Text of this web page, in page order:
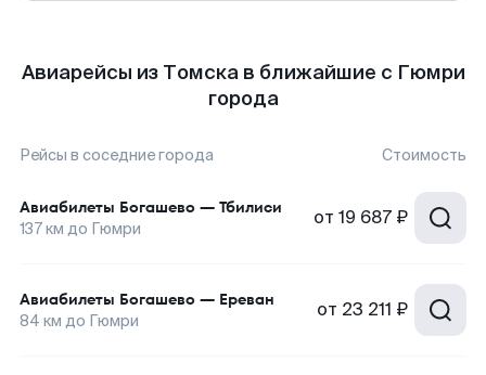
Авиарейсы из Томска в ближайшие с Гюмри
города
Рейсы в соседние города Стоимость
Авиабилеты Богашево — Тбилиси
137км до Гюмри от 19 687 ₽
Авиабилеты Богашево — Ереван
84 км до Гюмри от 23 211 ₽